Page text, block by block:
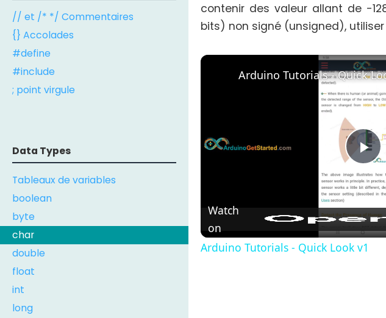
// et /* */ Commentaires
{} Accolades
#define
#include
; point virgule
Data Types
Tableaux de variables
boolean
byte
char
double
float
int
long
contenir des valeur allant de -
bits) non signé (unsigned),
Arduino Tutorials - Quick
Watch
on
Arduino Tutorials - Quick Look v1